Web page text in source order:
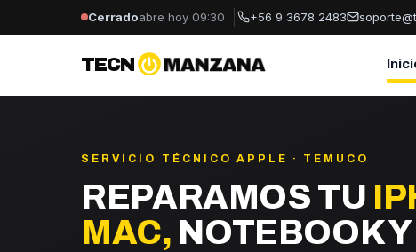
Cerradoabre hoy 09:30 +56 9 3678 2483
TECN MANZANA
SERVICIO TÉCNICO APPLE · TEMUCO
REPARAMOS TU
MAC, NOTEBOOK